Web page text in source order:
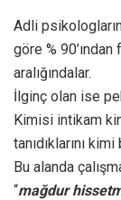
Adli
göre %
aralığındalar.
İlginç olan ise
Kimisi intikam
tanıdıklarını
Bu alanda
“mağdur